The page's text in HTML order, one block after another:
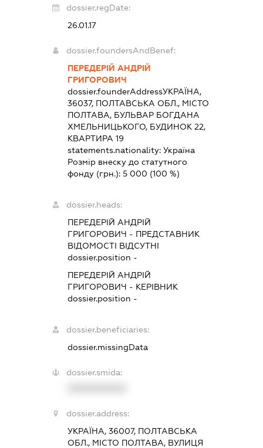
dossier.regDate:
26.01.17
dossier.foundersAndBenef:
ПЕРЕДЕРІЙ АНДРІЙ
ГРИГОРОВИЧ
dossier.founderAddressУКРАЇНА,
36037, ПОЛТАВСЬКА ОБЛ., МІСТО
ПОЛТАВА, БУЛЬВАР БОГДАНА
ХМЕЛЬНИЦЬКОГО, БУДИНОК 22,
КВАРТИРА 19
statements.nationality: Україна
Розмір внеску до статутного
фонду (грн.): 5 000 (100 %)
dossier.heads:
ПЕРЕДЕРІЙ АНДРІЙ
ГРИГОРОВИЧ - ПРЕДСТАВНИК
ВІДОМОСТІ ВІДСУТНІ
dossier.position -
ПЕРЕДЕРІЙ АНДРІЙ
ГРИГОРОВИЧ - КЕРІВНИК
dossier.position -
dossier.beneficiaries:
dossier.missingData
dossier.smida:
dossier.address:
УКРАЇНА, 36007, ПОЛТАВСЬКА
ОБЛ., МІСТО ПОЛТАВА, ВУЛИЦЯ